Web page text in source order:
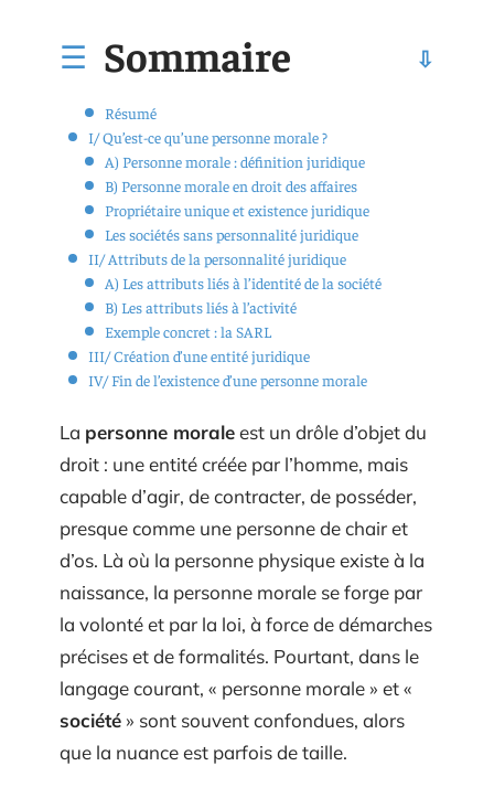
Sommaire
Résumé
I/ Qu’est-ce qu’une personne morale ?
A) Personne morale : définition juridique
B) Personne morale en droit des affaires
Propriétaire unique et existence juridique
Les sociétés sans personnalité juridique
II/ Attributs de la personnalité juridique
A) Les attributs liés à l’identité de la société
B) Les attributs liés à l’activité
Exemple concret : la SARL
III/ Création d’une entité juridique
IV/ Fin de l’existence d’une personne morale
La personne moraleest un drôle d’objet du
droit : une entité créée par l’homme, mais
capable d’agir, de contracter, de posséder,
presque comme une personne de chair et
d’os. Là où la personne physique existe à la
naissance, la personne morale se forge par
la volonté et par la loi, à force de démarches
précises et de formalités. Pourtant, dans le
langage courant, « personne morale » et «
société » sont souvent confondues, alors
que la nuance est parfois de taille.